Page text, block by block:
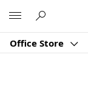
Office Store